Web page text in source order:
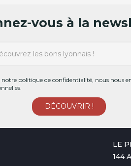
vous à la
politique de confidentialité, nous nous
LE
144